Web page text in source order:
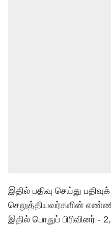
இதில் பதிவு செய்து
செலுத்தியவர்களின்
இதில் பொதுப் பிரிவினர்